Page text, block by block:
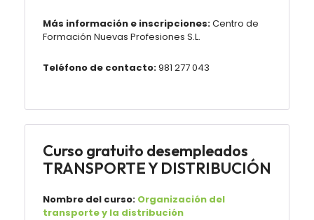
Más información e inscripciones:Centro de
Formación Nuevas Profesiones S.L.
Teléfono de contacto:981 277 043
Curso gratuito desempleados
TRANSPORTE Y DISTRIBUCIÓN
Nombre del curso: Organización del
transporte y la distribución